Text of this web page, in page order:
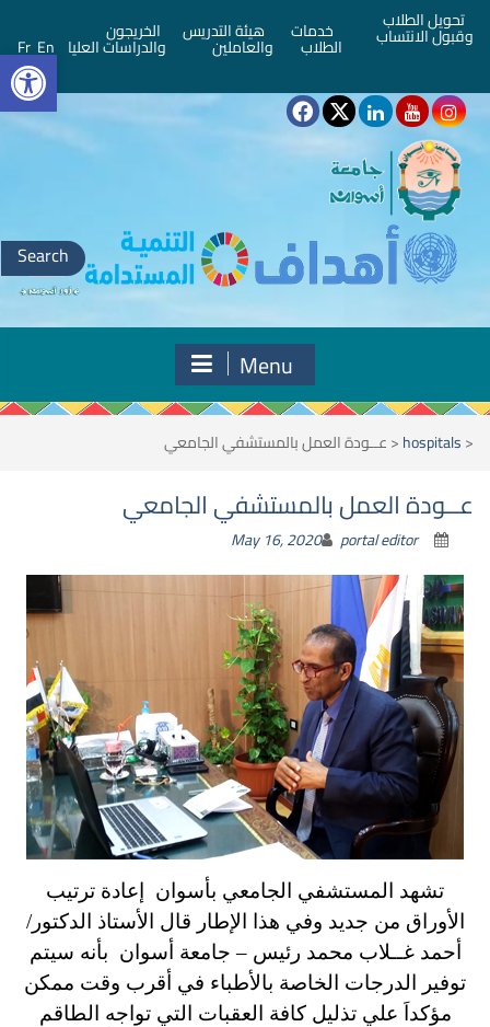
تحويل الطلاب
وقبول الانتساب خدمات
الطلاب
هيئة التدريس
والعاملين
الخريجون
والدراسات العليا En
Fr
Search
for:
Menu
<
hospitals
<عــودة العمل بالمستشفي الجامعي
عــودة العمل بالمستشفي الجامعي
May 16, 2020 portal editor
تشهد المستشفي الجامعي بأسوان إعادة ترتيب
الأوراق من جديد وفي هذا الإطار قال الأستاذ الدكتور/
أحمد غــلاب محمد رئيس – جامعة أسوان بأنه سيتم
توفير الدرجات الخاصة بالأطباء في أقرب وقت ممكن
مؤكداَ علي تذليل كافة العقبات التي تواجه الطاقم